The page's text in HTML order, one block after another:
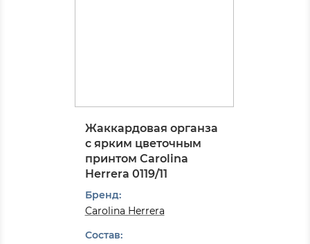
Жаккардовая органза
с ярким цветочным
принтом Carolina
Herrera 0119/11
Бренд:
Carolina Herrera
Состав: